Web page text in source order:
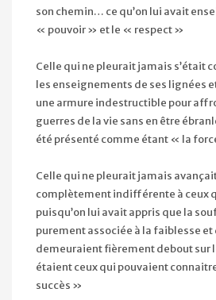
son chemin… ce qu’on lui avait
« pouvoir » et le « respect »
Celle qui ne pleurait jamais s’était
les enseignements de ses lignées
une armure indestructible pour
guerres de la vie sans en être
été présenté comme étant « la
Celle qui ne pleurait jamais
complètement indifférente à ceux
puisqu’on lui avait appris que la
purement associée à la faiblesse et
demeuraient fièrement debout sur
étaient ceux qui pouvaient
succès »